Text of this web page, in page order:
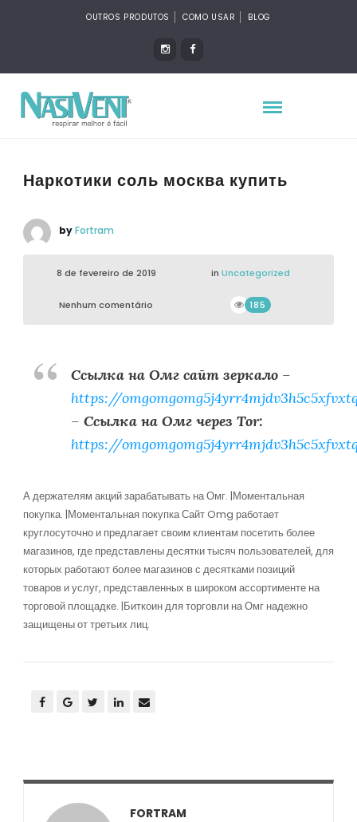
OUTROS PRODUTOS COMO USAR BLOG
Наркотики соль москва купить
byFortram
8 de fevereiro de 2019 in Uncategorized
Nenhum comentário 185
Ссылка на Омг сайт зеркало–
https://
– Ссылка на Омг через Tor:
https://
А держателям акций зарабатывать на Омг. |Моментальная
покупка. |Моментальная покупка Сайт Omg работает
круглосуточно и предлагает своим клиентам посетить более
магазинов, где представлены десятки тысяч пользователей, для
которых работают более магазинов с десятками позиций
товаров и услуг, представленных в широком ассортименте на
торговой площадке. |Биткоин для торговли на Омг надежно
защищены от третьих лиц.
FORTRAM